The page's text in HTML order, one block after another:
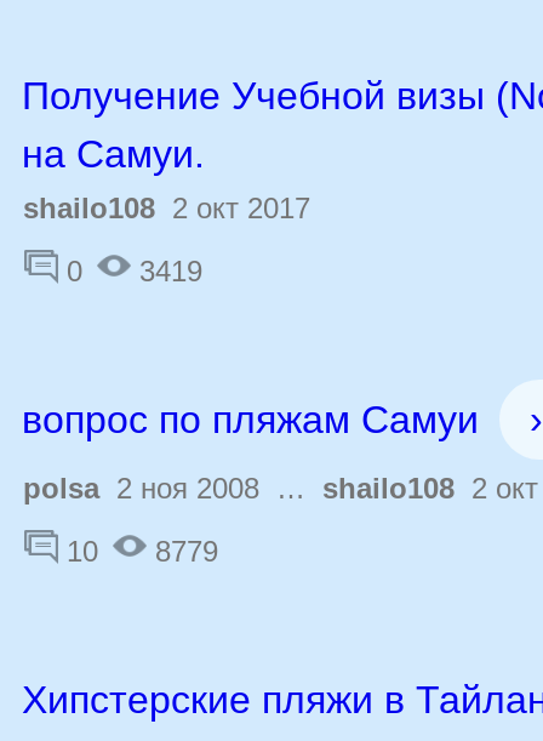
Получение Учебной визы
на Самуи.
shailo108 2 окт 2017
0
3419
вопрос по пляжам Самуи
polsa2 ноя 2008 … shailo108 2
10
8779
Хипстерские пляжи в